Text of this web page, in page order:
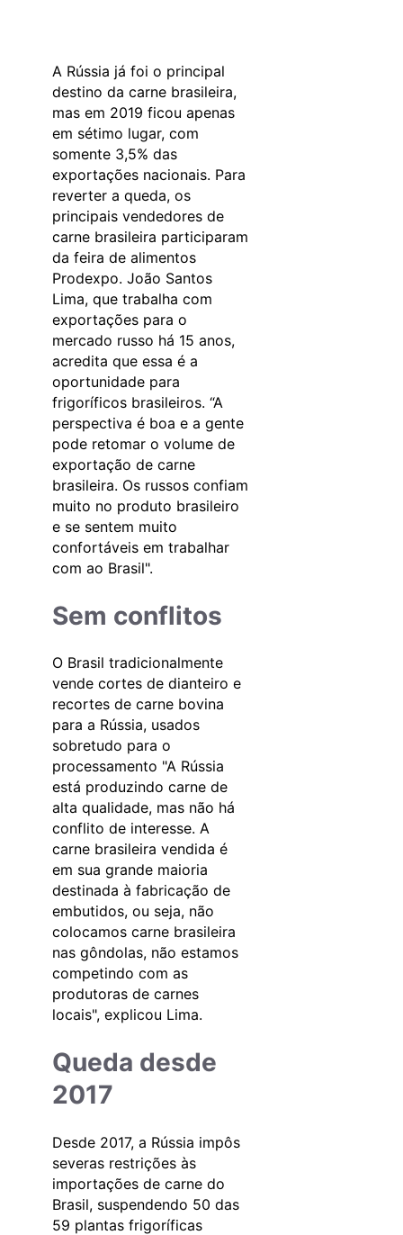
A Rússia já foi o principal
destino da carne brasileira,
mas em 2019 ficou apenas
em sétimo lugar, com
somente 3,5% das
exportações nacionais. Para
reverter a queda, os
principais vendedores de
carne brasileira participaram
da feira de alimentos
Prodexpo. João Santos
Lima, que trabalha com
exportações para o
mercado russo há 15 anos,
acredita que essa é a
oportunidade para
frigoríficos brasileiros. “A
perspectiva é boa e a gente
pode retomar o volume de
exportação de carne
brasileira. Os russos confiam
muito no produto brasileiro
e se sentem muito
confortáveis em trabalhar
com ao Brasil".
Sem conflitos
O Brasil tradicionalmente
vende cortes de dianteiro e
recortes de carne bovina
para a Rússia, usados
sobretudo para o
processamento "A Rússia
está produzindo carne de
alta qualidade, mas não há
conflito de interesse. A
carne brasileira vendida é
em sua grande maioria
destinada à fabricação de
embutidos, ou seja, não
colocamos carne brasileira
nas gôndolas, não estamos
competindo com as
produtoras de carnes
locais", explicou Lima.
Queda desde
2017
Desde 2017, a Rússia impôs
severas restrições às
importações de carne do
Brasil, suspendendo 50 das
59 plantas frigoríficas